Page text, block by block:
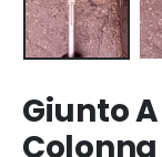
Giunto